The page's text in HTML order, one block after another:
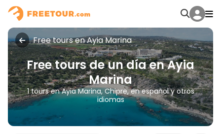
Free tours en Ayia Marina
Free tours de un día en Ayia
Marina
1 tours en Ayia Marina, Chipre, en español y otros
idiomas